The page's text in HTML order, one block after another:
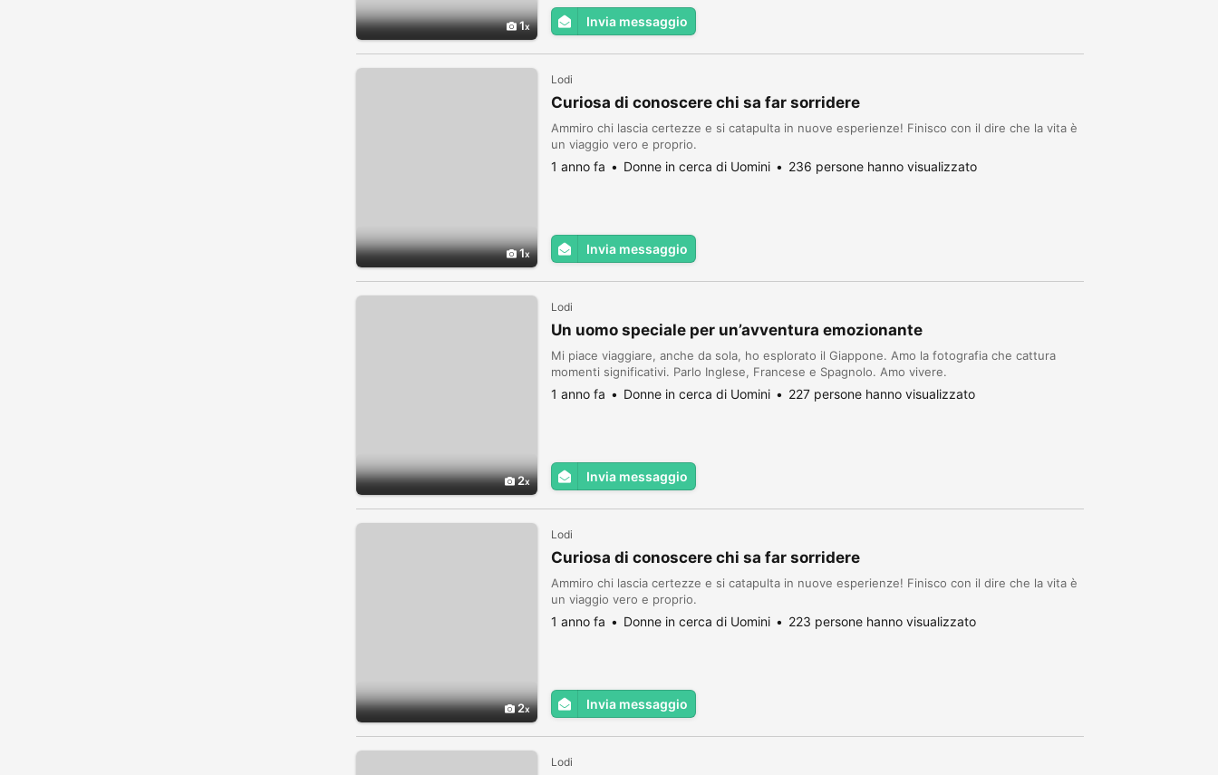
1 Invia messaggio
1
Lodi
Curiosa di conoscere chi sa far sorridere
Ammiro chi lascia certezze e si catapulta in nuove esperienze! Finisco con il dire che la vita è
un viaggio vero e proprio.
1 anno fa Donne in cerca di Uomini 236 persone hanno visualizzato
Invia messaggio
2
Lodi
Un uomo speciale per un’avventura emozionante
Mi piace viaggiare, anche da sola, ho esplorato il Giappone. Amo la fotografia che cattura
momenti significativi. Parlo Inglese, Francese e Spagnolo. Amo vivere.
1 anno fa Donne in cerca di Uomini 227 persone hanno visualizzato
Invia messaggio
2
Lodi
Curiosa di conoscere chi sa far sorridere
Ammiro chi lascia certezze e si catapulta in nuove esperienze! Finisco con il dire che la vita è
un viaggio vero e proprio.
1 anno fa Donne in cerca di Uomini 223 persone hanno visualizzato
Invia messaggio
Lodi